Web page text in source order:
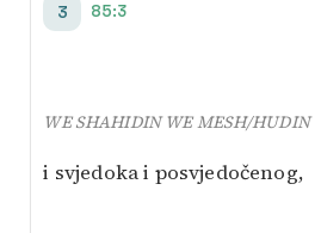
3 85:3
WE SHAHIDIN WE MESH/HUDIN
i svjedoka i posvjedočenog,